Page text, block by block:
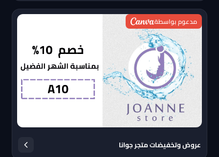
مدعوم بواسطة
عروض وتخفيضات متجر جوانا